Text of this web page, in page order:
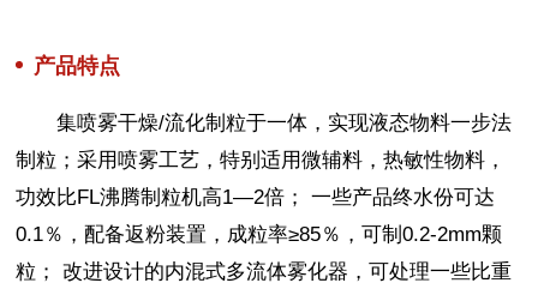
产品特点
集喷雾干燥/流化制粒于一体，实现液态物料一步法
制粒；采用喷雾工艺，特别适用微辅料，热敏性物料，
功效比FL沸腾制粒机高1—2倍； 一些产品终水份可达
0.1％，配备返粉装置，成粒率≥85％，可制0.2-2mm颗
粒； 改进设计的内混式多流体雾化器，可处理一些比重